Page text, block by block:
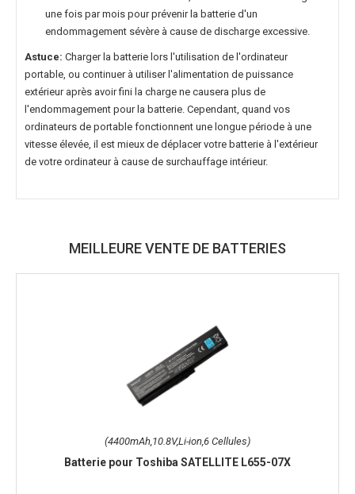
une fois par mois pour prévenir la batterie d'un
endommagement sévère à cause de discharge excessive.
Astuce: Charger la batterie lors l'utilisation de l'ordinateur
portable, ou continuer à utiliser l'alimentation de puissance
extérieur après avoir fini la charge ne causera plus de
l'endommagement pour la batterie. Cependant, quand vos
ordinateurs de portable fonctionnent une longue période à une
vitesse élevée, il est mieux de déplacer votre batterie à l'extérieur
de votre ordinateur à cause de surchauffage intérieur.
MEILLEURE VENTE DE BATTERIES
(4400mAh,10.8V,Li-ion,6 Cellules)
Batterie pour Toshiba SATELLITE L655-07X